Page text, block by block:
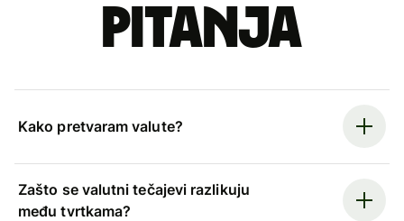
pitanja
Kako pretvaram valute?
Zašto se valutni tečajevi razlikuju
među tvrtkama?